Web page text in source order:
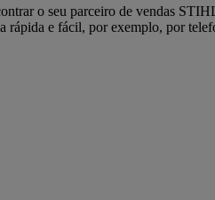
o seu parceiro de vendas
rápida e fácil, por exemplo, por